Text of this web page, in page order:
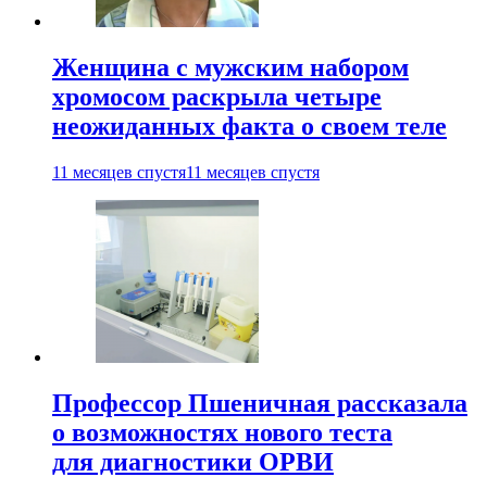
Женщина с мужским набором
хромосом раскрыла четыре
неожиданных факта о своем теле
11 месяцев спустя11 месяцев спустя
Профессор Пшеничная рассказала
о возможностях нового теста
для диагностики ОРВИ